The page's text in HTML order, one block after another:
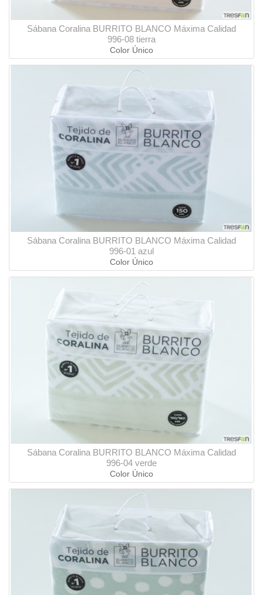
Sábana Coralina BURRITO BLANCO Máxima Calidad
996-08 tierra
Color Único
Sábana Coralina BURRITO BLANCO Máxima Calidad
996-01 azul
Color Único
Sábana Coralina BURRITO BLANCO Máxima Calidad
996-04 verde
Color Único